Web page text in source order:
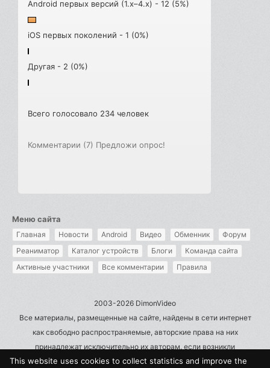
Android первых версий (1.x–4.x) - 12 (5%)
iOS первых поколений - 1 (0%)
Другая - 2 (0%)
Всего голосовало 234 человек
Комментарии (7) Предложи опрос!
Меню сайта
Главная Новости Android Видео Обменник
Форум
Реаниматор
Каталог устройств Блоги
Команда сайта
Активные участники
Все комментарии Правила
2003-2026 DimonVideo
Все материалы, размещенные на сайте, найдены в сети интернет
как свободно распространяемые, авторские права на них
принадлежат исключительно их авторам, если возникли
претензии - пишите на admin@dimonvideo.ru
This website uses cookies to collect statistics and improve the